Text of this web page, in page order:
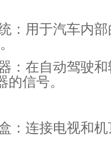
用于汽车内部
在自动驾驶和
信号。
连接电视和机